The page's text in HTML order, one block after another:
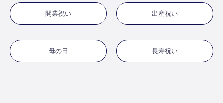
開業祝い 出産祝い
母の日 長寿祝い